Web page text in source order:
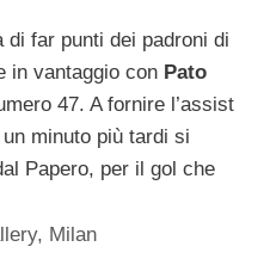
di far punti dei padroni di
in vantaggio con Pato
47. A fornire l’assist
minuto più tardi si
Papero, per il gol che
, Milan